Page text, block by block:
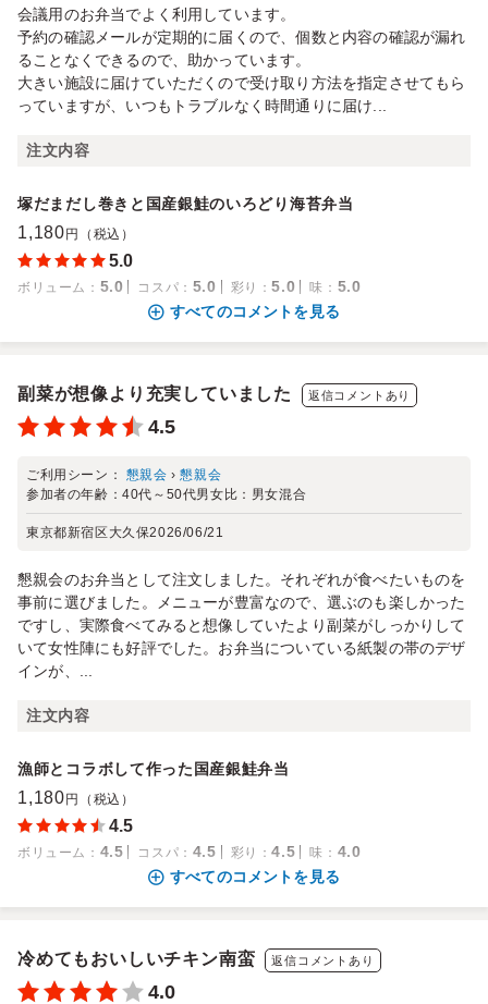
会議用のお弁当でよく利用しています。
予約の確認メールが定期的に届くので、個数と内容の確認が漏れ
ることなくできるので、助かっています。
大きい施設に届けていただくので受け取り方法を指定させてもら
っていますが、いつもトラブルなく時間通りに届け...
注文内容
塚だまだし巻きと国産銀鮭のいろどり海苔弁当
1,180 円（税込）
5.0
ボリューム ： 5.0 コスパ ： 5.0 彩り ：5.0 味 ： 5.0
すべてのコメントを見る
副菜が想像より充実していました 返信コメントあり
4.5
ご利用シーン： 懇親会 ›懇親会
参加者の年齢：40代～50代男女比： 男女混合
東京都新宿区大久保2026/06/21
懇親会のお弁当として注文しました。それぞれが食べたいものを
事前に選びました。メニューが豊富なので、選ぶのも楽しかった
ですし、実際食べてみると想像していたより副菜がしっかりして
いて女性陣にも好評でした。お弁当についている紙製の帯のデザ
インが、...
注文内容
漁師とコラボして作った国産銀鮭弁当
1,180 円（税込）
4.5
ボリューム ： 4.5 コスパ ： 4.5 彩り ：4.5 味 ： 4.0
すべてのコメントを見る
冷めてもおいしいチキン南蛮 返信コメントあり
4.0